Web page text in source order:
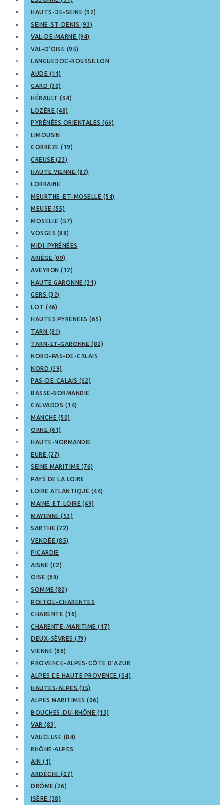
HAUTS-DE-SEINE (92)
SEINE-ST-DENIS (93)
VAL-DE-MARNE (94)
VAL-D’OISE (95)
LANGUEDOC-ROUSSILLON
AUDE (11)
GARD (30)
HÉRAULT (34)
LOZÈRE (48)
PYRÉNÉES ORIENTALES (66)
LIMOUSIN
CORRÈZE (19)
CREUSE (23)
HAUTE VIENNE (87)
LORRAINE
MEURTHE-ET-MOSELLE (54)
MEUSE (55)
MOSELLE (57)
VOSGES (88)
MIDI-PYRÉNÉES
ARIÈGE (09)
AVEYRON (12)
HAUTE GARONNE (31)
GERS (32)
LOT (46)
HAUTES PYRÉNÉES (65)
TARN (81)
TARN-ET-GARONNE (82)
NORD-PAS-DE-CALAIS
NORD (59)
PAS-DE-CALAIS (62)
BASSE-NORMANDIE
CALVADOS (14)
MANCHE (50)
ORNE (61)
HAUTE-NORMANDIE
EURE (27)
SEINE MARITIME (76)
PAYS DE LA LOIRE
LOIRE ATLANTIQUE (44)
MAINE-ET-LOIRE (49)
MAYENNE (53)
SARTHE (72)
VENDÉE (85)
PICARDIE
AISNE (02)
OISE (60)
SOMME (80)
POITOU-CHARENTES
CHARENTE (16)
CHARENTE-MARITIME (17)
DEUX-SÈVRES (79)
VIENNE (86)
PROVENCE-ALPES-CÔTE D’AZUR
ALPES DE HAUTE PROVENCE (04)
HAUTES-ALPES (05)
ALPES MARITIMES (06)
BOUCHES-DU-RHÔNE (13)
VAR (83)
VAUCLUSE (84)
RHÔNE-ALPES
AIN (1)
ARDÈCHE (07)
DRÔME (26)
ISÈRE (38)